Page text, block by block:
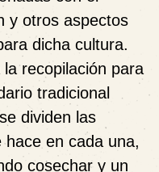
y otros aspectos
dicha cultura.
recopilación para
tradicional
dividen las
en cada una,
cosechar y un